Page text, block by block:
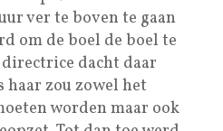
ver te boven te gaan
om de boel de boel te
dacht daar
haar zou zowel het
worden maar ook